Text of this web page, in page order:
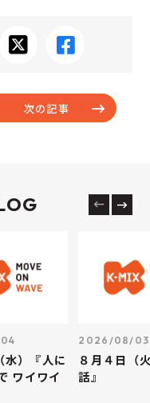
次の記事
水）『人に
ワイワイ
2026/08/03
８月４日（
話』